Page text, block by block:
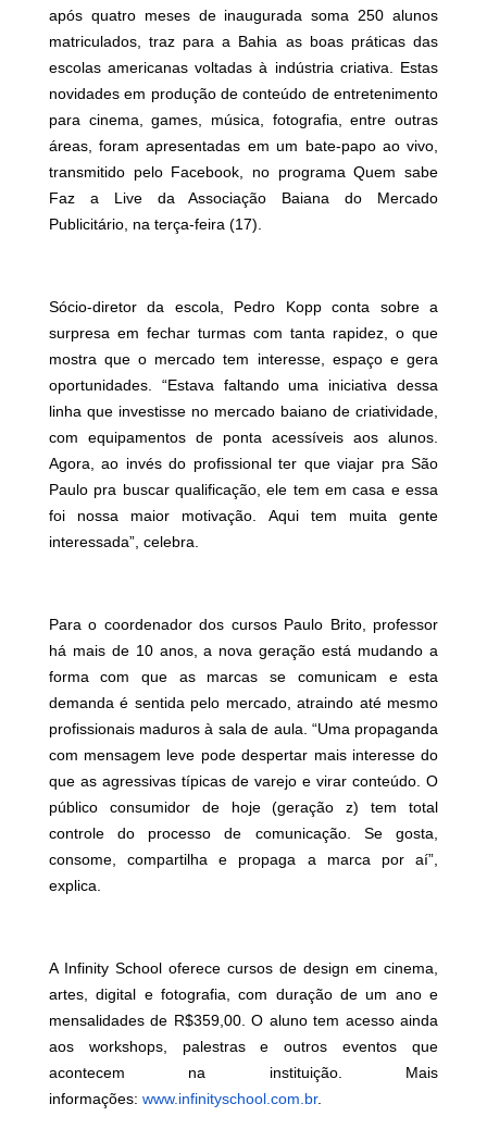
após quatro meses de inaugurada soma 250 alunos
matriculados, traz para a Bahia as boas práticas das
escolas americanas voltadas à indústria criativa. Estas
novidades em produção de conteúdo de entretenimento
para cinema, games, música, fotografia, entre outras
áreas, foram apresentadas em um bate-papo ao vivo,
transmitido pelo Facebook, no programa Quem sabe
Faz a Live da Associação Baiana do Mercado
Publicitário, na terça-feira (17).
Sócio-diretor da escola, Pedro Kopp conta sobre a
surpresa em fechar turmas com tanta rapidez, o que
mostra que o mercado tem interesse, espaço e gera
oportunidades. “Estava faltando uma iniciativa dessa
linha que investisse no mercado baiano de criatividade,
com equipamentos de ponta acessíveis aos alunos.
Agora, ao invés do profissional ter que viajar pra São
Paulo pra buscar qualificação, ele tem em casa e essa
foi nossa maior motivação. Aqui tem muita gente
interessada”, celebra.
Para o coordenador dos cursos Paulo Brito, professor
há mais de 10 anos, a nova geração está mudando a
forma com que as marcas se comunicam e esta
demanda é sentida pelo mercado, atraindo até mesmo
profissionais maduros à sala de aula. “Uma propaganda
com mensagem leve pode despertar mais interesse do
que as agressivas típicas de varejo e virar conteúdo. O
público consumidor de hoje (geração z) tem total
controle do processo de comunicação. Se gosta,
consome, compartilha e propaga a marca por aí”,
explica.
A Infinity School oferece cursos de design em cinema,
artes, digital e fotografia, com duração de um ano e
mensalidades de R$359,00. O aluno tem acesso ainda
aos workshops, palestras e outros eventos que
acontecem na instituição. Mais
informações: www.infinityschool.com.br.